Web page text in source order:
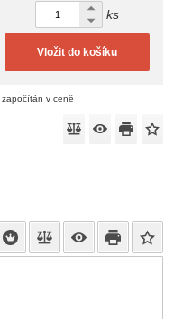
ks
Vložit do košíku
v ceně